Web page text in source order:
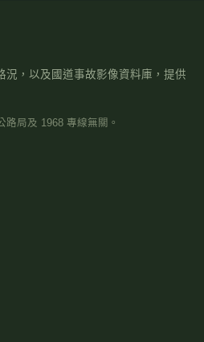
況，以及國道事故影像資料庫，提供
局及 1968 專線無關。